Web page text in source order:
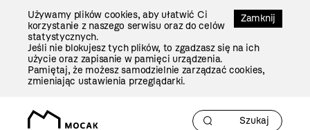
Zamknij
Używamy plików cookies, aby ułatwić Ci
korzystanie z naszego serwisu oraz do celów
statystycznych.
Jeśli nie blokujesz tych plików, to zgadzasz się na ich
użycie oraz zapisanie w pamięci urządzenia.
Pamiętaj, że możesz samodzielnie zarządzać cookies,
zmieniając ustawienia przeglądarki.